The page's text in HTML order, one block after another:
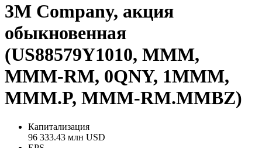
3M Company, акция
обыкновенная
(US88579Y1010, MMM,
MMM-RM, 0QNY, 1MMM,
MMM.P, MMM-RM.MMBZ)
Капитализация
96 333.43 млн USD